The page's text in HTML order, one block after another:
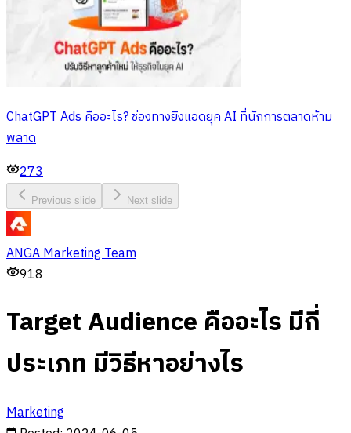
ChatGPT Ads คืออะไร? ช่องทางยิงแอดยุค AI ที่นักการตลาดห้าม
พลาด
273
Previous slide Next slide
ANGA Marketing Team
918
Target Audience คืออะไร มีกี่
ประเภท มีวิธีหาอย่างไร
Marketing